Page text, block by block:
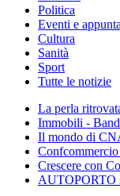
Politica
Eventi e
Cultura
Sanità
Sport
Tutte le notizie
La perla
Immobili -
Il mondo di
Crescere con
AUTOPORTO